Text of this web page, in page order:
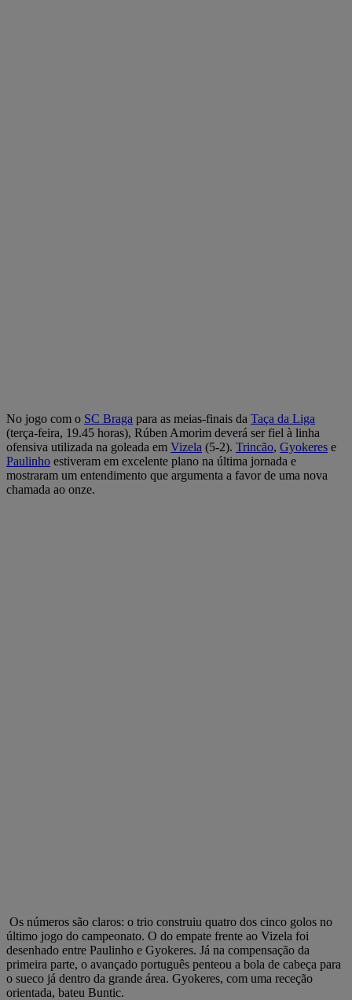
No jogo com o SC Braga para as meias-finais da Taça da Liga
(terça-feira, 19.45 horas), Rúben Amorim deverá ser fiel à linha
ofensiva utilizada na goleada em Vizela (5-2). Trincão, Gyokeres e
Paulinho estiveram em excelente plano na última jornada e
mostraram um entendimento que argumenta a favor de uma nova
chamada ao onze.
Os números são claros: o trio construiu quatro dos cinco golos no
último jogo do campeonato. O do empate frente ao Vizela foi
desenhado entre Paulinho e Gyokeres. Já na compensação da
primeira parte, o avançado português penteou a bola de cabeça para
o sueco já dentro da grande área. Gyokeres, com uma receção
orientada, bateu Buntic.